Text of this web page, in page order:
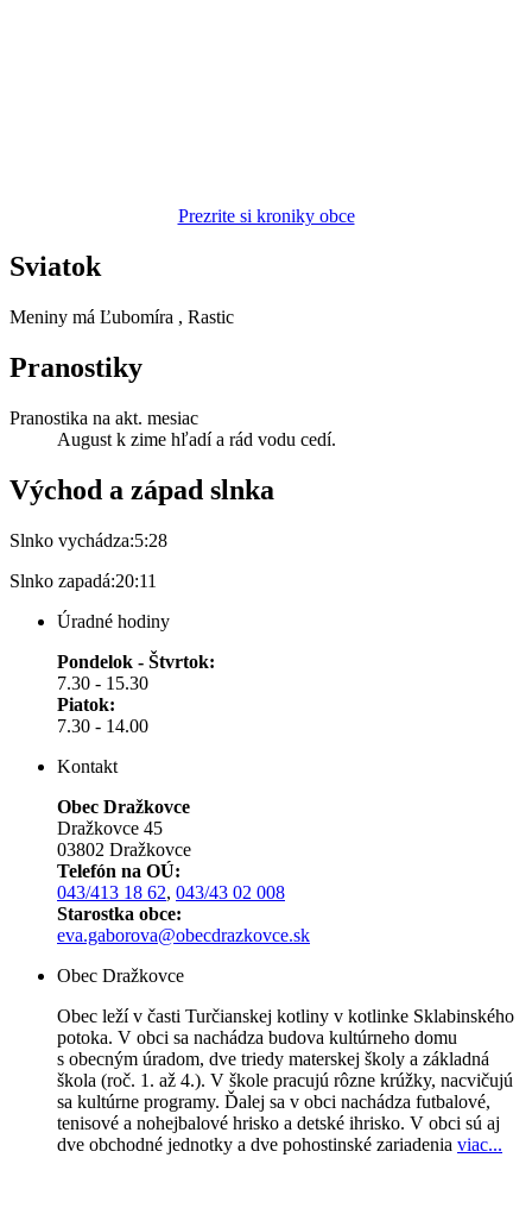
Prezrite si kroniky obce
Sviatok
Meniny má Ľubomíra , Rastic
Pranostiky
Pranostika na akt. mesiac
August k zime hľadí a rád vodu cedí.
Východ a západ slnka
Slnko vychádza:5:28
Slnko zapadá:20:11
Úradné hodiny
Pondelok - Štvrtok:
7.30 - 15.30
Piatok:
7.30 - 14.00
Kontakt
Obec Dražkovce
Dražkovce 45
03802 Dražkovce
Telefón na OÚ:
043/413 18 62, 043/43 02 008
Starostka obce:
eva.gaborova@obecdrazkovce.sk
Obec Dražkovce
Obec leží v časti Turčianskej kotliny v kotlinke Sklabinského
potoka. V obci sa nachádza budova kultúrneho domu
s obecným úradom, dve triedy materskej školy a základná
škola (roč. 1. až 4.). V škole pracujú rôzne krúžky, nacvičujú
sa kultúrne programy. Ďalej sa v obci nachádza futbalové,
tenisové a nohejbalové hrisko a detské ihrisko. V obci sú aj
dve obchodné jednotky a dve pohostinské zariadenia viac...